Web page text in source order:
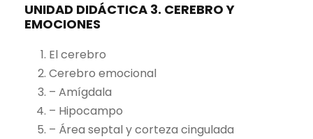
UNIDAD DIDÁCTICA 3. CEREBRO Y
EMOCIONES
El cerebro
Cerebro emocional
– Amígdala
– Hipocampo
– Área septal y corteza cingulada